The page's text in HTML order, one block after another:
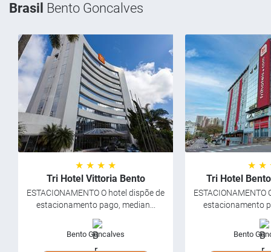
Brasil Bento Goncalves
★ ★ ★ ★
Tri Hotel Vittoria Bento
ESTACIONAMENTO O hotel dispõe de
estacionamento pago, median...
Bento Goncalves
★ ★
Tri Hotel
ESTACIONAMENTO
estacionamento
Bento